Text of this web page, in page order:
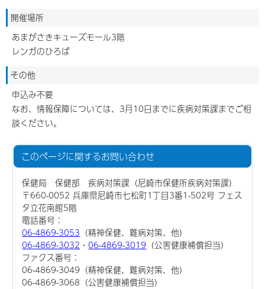
開催場所
あまがさきキューズモール3階
レンガのひろば
その他
申込み不要
なお、情報保障については、3月10日までに疾病対策課までご相
談ください。
このページに関するお問い合わせ
保健局 保健部 疾病対策課（尼崎市保健所疾病対策課）
〒660-0052 兵庫県尼崎市七松町1丁目3番1-502号 フェス
タ立花南館5階
電話番号：
06-4869-3053 （精神保健、難病対策、他）
06-4869-3032 ・06-4869-3019 （公害健康補償担当）
ファクス番号：
06-4869-3049（精神保健、難病対策、他）
06-4869-3068（公害健康補償担当）